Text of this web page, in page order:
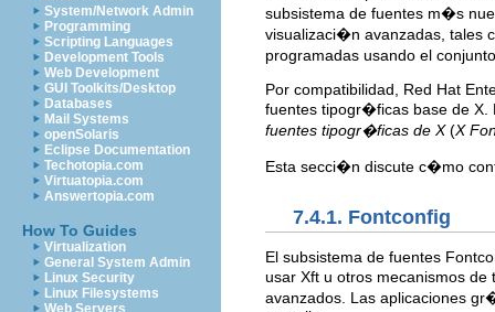
System/Network Admin
Programming
Scripting Languages
Development Tools
Web Development
GUI Toolkits/Desktop
Databases
Mail Systems
openSolaris
Eclipse Documentation
Techotopia.com
Virtuatopia.com
Answertopia.com
How To Guides
Virtualization
General System Admin
Linux Security
Linux Filesystems
Web Servers
subsistema de fuentes m�s
visualizaci�n avanzadas, tales
programadas usando el
Por compatibilidad, Red Hat
fuentes tipogr�ficas base de
fuentes tipogr�ficas de X(X
Esta secci�n discute c�mo
7.4.1. Fontconfig
El subsistema de fuentes
usar Xft u otros mecanismos
avanzados. Las aplicaciones